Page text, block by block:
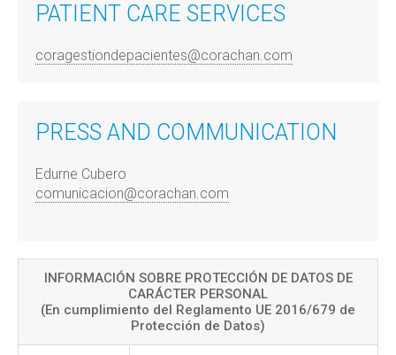
PATIENT CARE SERVICES
coragestiondepacientes@corachan.com
PRESS AND COMMUNICATION
Edurne Cubero
comunicacion@corachan.com
INFORMACIÓN SOBRE PROTECCIÓN DE DATOS DE
CARÁCTER PERSONAL
(En cumplimiento del Reglamento UE 2016/679 de
Protección de Datos)